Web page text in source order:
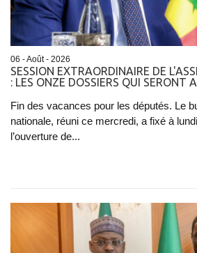
06 - Août - 2026
SESSION EXTRAORDINAIRE DE
: LES ONZE DOSSIERS QUI SERONT
Fin des vacances pour les députés. Le
nationale, réuni ce mercredi, a fixé à
l’ouverture de...